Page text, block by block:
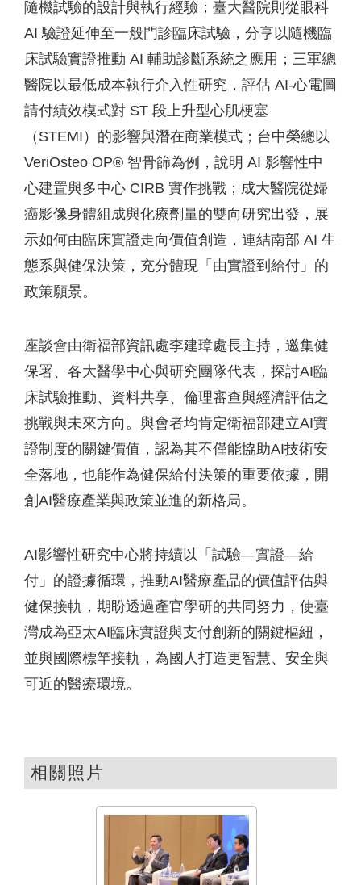
隨機試驗的設計與執行經驗；臺大醫院則從眼科
AI 驗證延伸至一般門診臨床試驗，分享以隨機臨
床試驗實證推動 AI 輔助診斷系統之應用；三軍總
醫院以最低成本執行介入性研究，評估 AI-心電圖
請付績效模式對 ST 段上升型心肌梗塞
（STEMI）的影響與潛在商業模式；台中榮總以
VeriOsteo OP® 智骨篩為例，說明 AI 影響性中
心建置與多中心 CIRB 實作挑戰；成大醫院從婦
癌影像身體組成與化療劑量的雙向研究出發，展
示如何由臨床實證走向價值創造，連結南部 AI 生
態系與健保決策，充分體現「由實證到給付」的
政策願景。
座談會由衛福部資訊處李建璋處長主持，邀集健
保署、各大醫學中心與研究團隊代表，探討AI臨
床試驗推動、資料共享、倫理審查與經濟評估之
挑戰與未來方向。與會者均肯定衛福部建立AI實
證制度的關鍵價值，認為其不僅能協助AI技術安
全落地，也能作為健保給付決策的重要依據，開
創AI醫療產業與政策並進的新格局。
AI影響性研究中心將持續以「試驗—實證—給
付」的證據循環，推動AI醫療產品的價值評估與
健保接軌，期盼透過產官學研的共同努力，使臺
灣成為亞太AI臨床實證與支付創新的關鍵樞紐，
並與國際標竿接軌，為國人打造更智慧、安全與
可近的醫療環境。
相關照片